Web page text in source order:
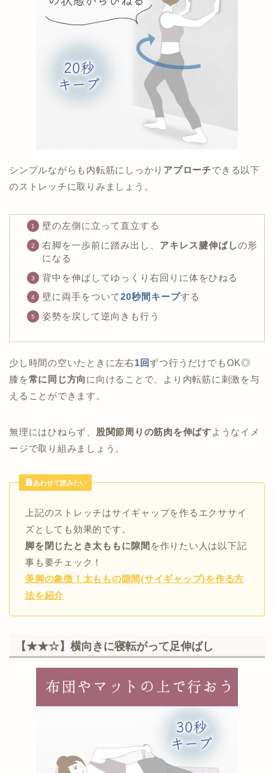
シンプルながらも内転筋にしっかり アプローチできる以下
のストレッチに取りみましょう。
壁の左側に立って直立する
右脚を一歩前に踏み出し、 アキレス腱伸ばしの形
になる
背中を伸ばしてゆっくり右回りに体をひねる
壁に両手をついて20秒間キープする
姿勢を戻して逆向きも行う
少し時間の空いたときに左右1回ずつ行うだけでもOK◎
膝を常に同じ方向に向けることで、より内転筋に刺激を与
えることができます。
無理にはひねらず、 股関節周りの筋肉を伸ばすようなイメ
ージで取り組みましょう。
あわせて読みたい
上記のストレッチはサイギャップを作るエクササイ
ズとしても効果的です。
脚を閉じたとき太ももに隙間 を作りたい人は以下記
事も要チェック！
美脚の象徴！太ももの隙間(サイギャップ)を作る方
法を紹介
【★★☆】横向きに寝転がって足伸ばし